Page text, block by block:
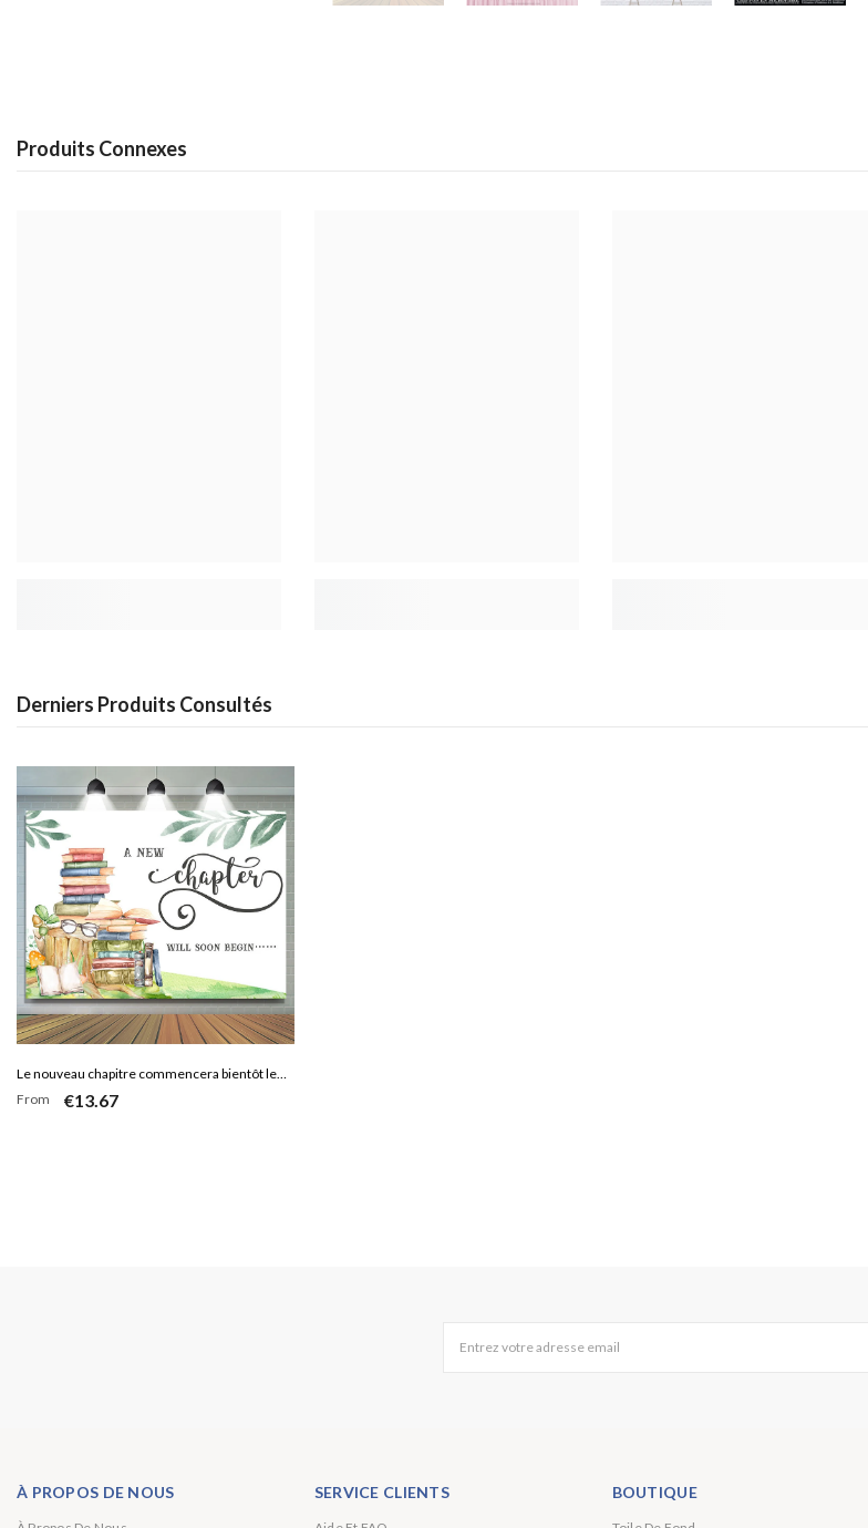
Produits Connexes
Derniers Produits Consultés
Le nouveau chapitre commencera bientôt le
thème Baby Shower Backdrop
From €13.67
Entrez votre adresse email
À PROPOS DE NOUS SERVICE CLIENTS BOUTIQUE